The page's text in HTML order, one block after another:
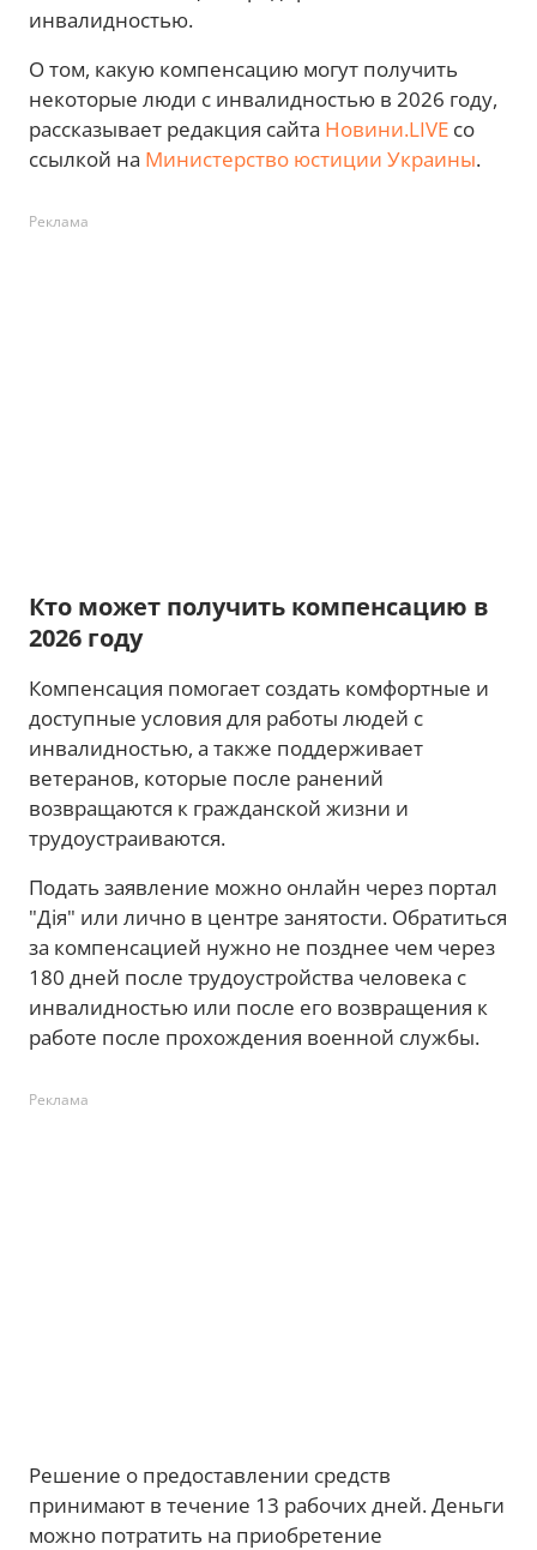
инвалидностью.
О том, какую компенсацию могут получить
некоторые люди с инвалидностью в 2026 году,
рассказывает редакция сайта Новини.LIVE со
ссылкой на Министерство юстиции Украины.
Реклама
Кто может получить компенсацию в
2026 году
Компенсация помогает создать комфортные и
доступные условия для работы людей с
инвалидностью, а также поддерживает
ветеранов, которые после ранений
возвращаются к гражданской жизни и
трудоустраиваются.
Подать заявление можно онлайн через портал
"Дія" или лично в центре занятости. Обратиться
за компенсацией нужно не позднее чем через
180 дней после трудоустройства человека с
инвалидностью или после его возвращения к
работе после прохождения военной службы.
Реклама
Решение о предоставлении средств
принимают в течение 13 рабочих дней. Деньги
можно потратить на приобретение